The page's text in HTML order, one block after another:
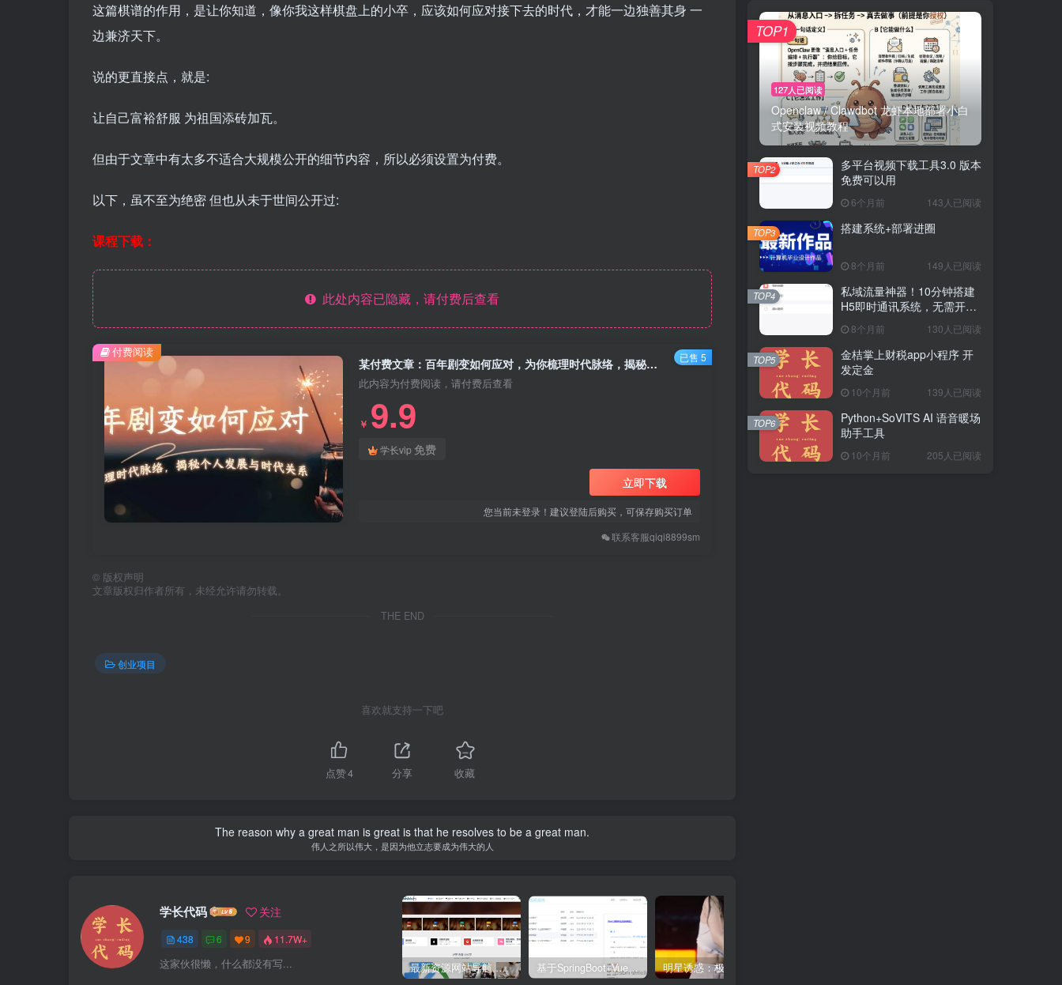
这篇棋谱的作用，是让你知道，像你我这样棋盘上的小卒，应该如何应对接下去的时代，才能一边独善其身 一
边兼济天下。
说的更直接点，就是:
让自己富裕舒服 为祖国添砖加瓦。
但由于文章中有太多不适合大规模公开的细节内容，所以必须设置为付费。
以下，虽不至为绝密 但也从未于世间公开过:
课程下载：
此处内容已隐藏，请付费后查看
某付费文章：百年剧变如何应对，为你梳理时代脉络，揭秘个人发展与时代关系
此内容为付费阅读，请付费后查看
￥ 9.9
学长vip 免费
立即下载
您当前未登录！建议登陆后购买，可保存购买订单
联系客服qiqi8899sm
付费阅读 已售 5
© 版权声明
文章版权归作者所有，未经允许请勿转载。
THE END
创业项目
喜欢就支持一下吧
点赞4 分享 收藏
The reason why a great man is great is that he resolves to be a great man.
伟人之所以伟大，是因为他立志要成为伟大的人
学长代码 关注
438 6 9 11.7W+
这家伙很懒，什么都没有写... 最新资源网站导航,让你的资源爆满！推荐5个优质互联网资源分享网站 基于SpringBoot+Vue.js智能考试系统(源码+文档+视频+包运行)
127人已阅读
Openclaw / Clawdbot 龙虾本地部署小白
式安装视频教程
TOP1
多平台视频下载工具3.0 版本
免费可以用
6个月前 143人已阅读
TOP2
搭建系统+部署进圈
8个月前 149人已阅读
TOP3
私域流量神器！10分钟搭建
H5即时通讯系统，无需开
8个月前 130人已阅读
TOP4
金桔掌上财税app小程序 开
发定金
10个月前 139人已阅读
TOP5
Python+SoVITS AI 语音暖场
助手工具
10个月前 205人已阅读
TOP6